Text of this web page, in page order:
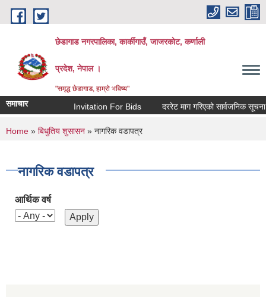
Skip to main content
छेडागाड नगरपालिका, कार्कीगाउँ, जाजरकाेट, कर्णाली
प्रदेश, नेपाल ।
"समृद्ध छेडागाड, हाम्रो भविष्य"
समाचार Invitation For Bids दररेट माग गरिएको सार्वजनिक सूचना।
You are here
Home » बिधुतिय शुसासन » नागरिक वडापत्र
नागरिक वडापत्र
आर्थिक वर्ष